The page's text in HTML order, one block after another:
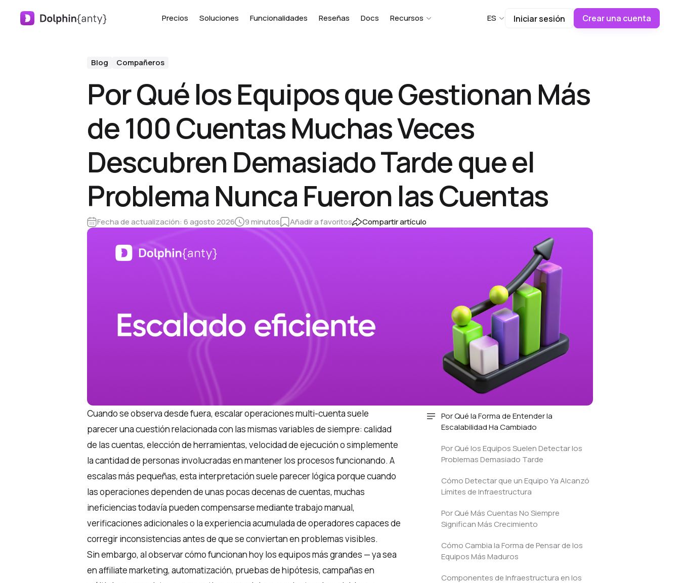
Precios Soluciones Funcionalidades Reseñas Docs Recursos ES Iniciar sesión Crear una cuenta
Blog Compañeros
Por Qué los Equipos que Gestionan Más
de 100 Cuentas Muchas Veces
Descubren Demasiado Tarde que el
Problema Nunca Fueron las Cuentas
Fecha de actualización: 6 agosto 2026 9 minutos Añadir a favoritos Compartir artículo
Cuando se observa desde fuera, escalar operaciones multi-cuenta suele
parecer una cuestión relacionada con las mismas variables de siempre: calidad
de las cuentas, elección de herramientas, velocidad de ejecución o simplemente
la cantidad de personas involucradas en mantener los procesos funcionando. A
escalas más pequeñas, esta interpretación suele parecer lógica porque cuando
las operaciones dependen de unas pocas decenas de cuentas, muchas
ineficiencias todavía pueden compensarse mediante trabajo manual,
verificaciones adicionales o la experiencia acumulada de operadores capaces de
corregir inconsistencias antes de que se conviertan en problemas visibles.
Sin embargo, al observar cómo funcionan hoy los equipos más grandes — ya sea
en affiliate marketing, automatización, pruebas de hipótesis, campañas en
Por Qué la Forma de Entender la
Escalabilidad Ha Cambiado
Por Qué los Equipos Suelen Detectar los
Problemas Demasiado Tarde
Cómo Detectar que un Equipo Ya Alcanzó
Límites de Infraestructura
Por Qué Más Cuentas No Siempre
Significan Más Crecimiento
Cómo Cambia la Forma de Pensar de los
Equipos Más Maduros
Componentes de Infraestructura en los